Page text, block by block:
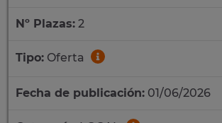
Nº Plazas: 2
Tipo: Oferta
Fecha de publicación: 01/06/2026